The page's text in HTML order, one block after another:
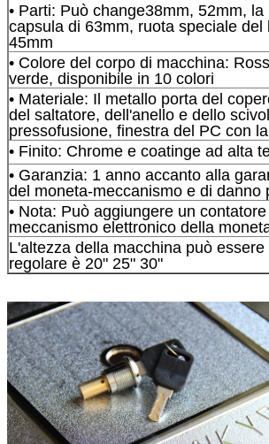
• Parti: Può change38mm, 52mm,
capsula di 63mm, ruota speciale del
45mm
• Colore del corpo di macchina:
verde, disponibile in 10 colori
• Materiale: Il metallo porta del
del saltatore, dell'anello e dello
pressofusione, finestra del PC con
• Finito: Chrome e coatinge ad alta
• Garanzia: 1 anno accanto alla
del moneta-meccanismo e di danno
• Nota: Può aggiungere un
meccanismo elettronico della
L'altezza della macchina può
regolare è 20" 25" 30"